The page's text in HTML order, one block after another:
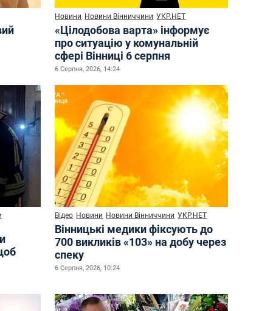
Новини Новини Вінниччини УКР.НЕТ
«Цілодобова варта» інформує
про ситуацію у комунальній
сфері Вінниці 6 серпня
6 Серпня, 2026, 14:24
Відео Новини Новини Вінниччини УКР.НЕТ
Вінницькі медики фіксують до
700 викликів «103» на добу через
спеку
6 Серпня, 2026, 10:24